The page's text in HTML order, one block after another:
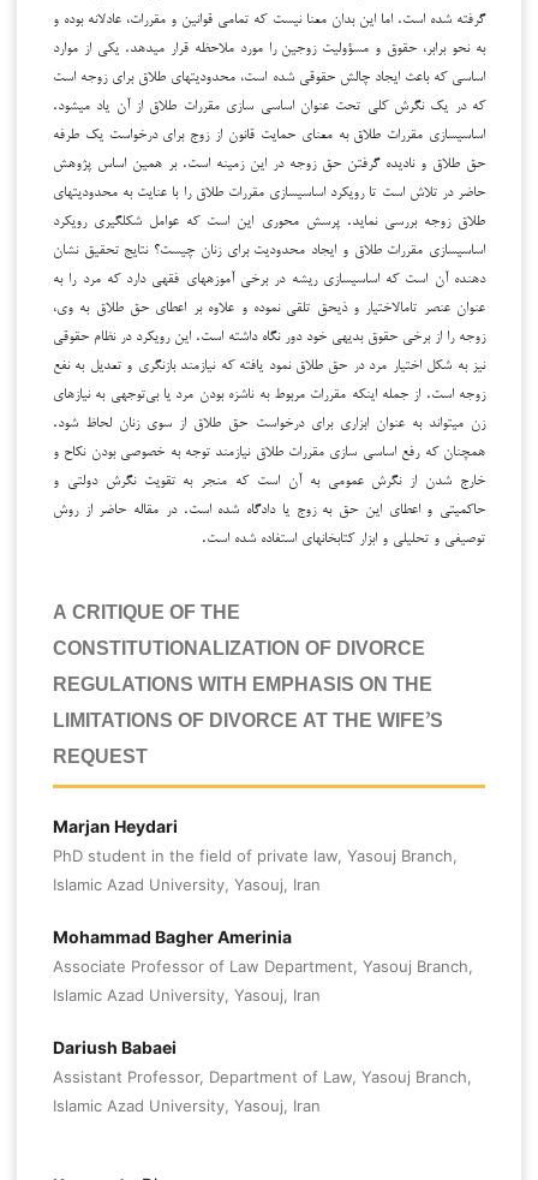
گرفته شده است. اما این بدان معنا نیست که تمامی قوانین و مقررات، عادلانه بوده و
به نحو برابر، حقوق و مسؤولیت زوجین را مورد ملاحظه قرار می­دهد. یکی از موارد
اساسی که باعث ایجاد چالش حقوقی شده است، محدودیت­های طلاق برای زوجه است
که در یک نگرش کلی تحت عنوان اساسی سازی مقررات طلاق از آن یاد می­شود.
اساسی­سازی مقررات طلاق به معنای حمایت قانون از زوج برای درخواست یک طرفه
حق طلاق و نادیده گرفتن حق زوجه در این زمینه است. بر همین اساس پژوهش
حاضر در تلاش است تا رویکرد اساسی­سازی مقررات طلاق را با عنایت به محدودیت­های
طلاق زوجه بررسی نماید. پرسش محوری این است که عوامل شکل­گیری رویکرد
اساسی­سازی مقررات طلاق و ایجاد محدودیت برای زنان چیست؟ نتایج تحقیق نشان
دهنده آن است که اساسی­سازی ریشه در برخی آموزه­های فقهی دارد که مرد را به
عنوان عنصر تام­الاختیار و ذی­حق تلقی نموده و علاوه بر اعطای حق طلاق به وی،
زوجه را از برخی حقوق بدیهی خود دور نگاه داشته است. این رویکرد در نظام حقوقی
نیز به شکل اختیار مرد در حق طلاق نمود یافته که نیازمند بازنگری و تعدیل به نفع
زوجه است. از جمله اینکه مقررات مربوط به ناشزه بودن مرد یا بی‌توجهی به نیازهای
زن می­تواند به عنوان ابزاری برای درخواست حق طلاق از سوی زنان لحاظ شود.
همچنان که رفع اساسی سازی مقررات طلاق نیازمند توجه به خصوصی بودن نکاح و
خارج شدن از نگرش عمومی به آن است که منجر به تقویت نگرش دولتی و
حاکمیتی و اعطای این حق به زوج یا دادگاه شده است. در مقاله حاضر از روش
توصیفی و تحلیلی و ابزار کتابخانه­ای استفاده شده است.
A CRITIQUE OF THE
CONSTITUTIONALIZATION OF DIVORCE
REGULATIONS WITH EMPHASIS ON THE
LIMITATIONS OF DIVORCE AT THE WIFE’S
REQUEST
Marjan Heydari
PhD student in the field of private law, Yasouj Branch,
Islamic Azad University, Yasouj, Iran
Mohammad Bagher Amerinia
Associate Professor of Law Department, Yasouj Branch,
Islamic Azad University, Yasouj, Iran
Dariush Babaei
Assistant Professor, Department of Law, Yasouj Branch,
Islamic Azad University, Yasouj, Iran